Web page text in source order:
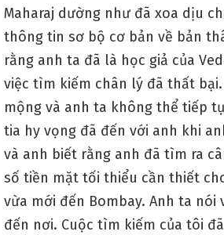
Maharaj dường như đã xoa dịu
thông tin sơ bộ cơ bản về bản
rằng anh ta đã là học giả của
việc tìm kiếm chân lý đã thất
mộng và anh ta không thể tiếp
tia hy vọng đã đến với anh khi
và anh biết rằng anh đã tìm ra
số tiền mặt tối thiểu cần thiết
vừa mới đến Bombay. Anh ta nói
đến nơi. Cuộc tìm kiếm của tôi